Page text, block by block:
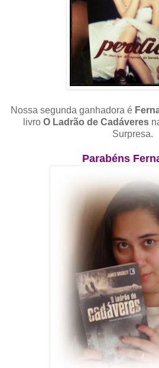
Nossa segunda ganhadora é
livro O Ladrão de Cadáveres
Surpresa.
Parabéns